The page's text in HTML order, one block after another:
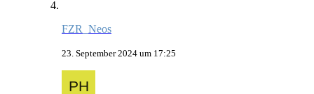
FZR_Neos
23. September 2024 um 17:25